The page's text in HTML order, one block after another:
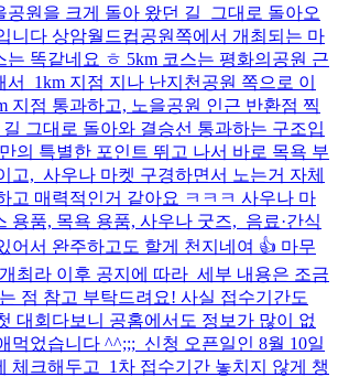
공원을 크게 돌아 왔던 길 그대로 돌아오
니다 상암월드컵공원쪽에서 개최되는 마
는 똑같네요 ㅎ 5km 코스는 평화의공원 근
서 1km 지점 지나 난지천공원 쪽으로 이
지점 통과하고, 노을공원 인근 반환점 찍
그대로 돌아와 결승선 통과하는 구조입
의 특별한 포인트 뛰고 나서 바로 목욕 부
고, 사우나 마켓 구경하면서 노는거 자체
고 매력적인거 같아요 ㅋㅋㅋ 사우나 마
용품, 목욕 용품, 사우나 굿즈, 음료·간식
어서 완주하고도 할게 천지네여 👍 마무
최라 이후 공지에 따라 세부 내용은 조금
점 참고 부탁드려요! 사실 접수기간도
대회다보니 공홈에서도 정보가 많이 없
먹었습니다 ^^;;; 신청 오픈일인 8월 10일
체크해두고 1차 접수기간 놓치지 않게 챙